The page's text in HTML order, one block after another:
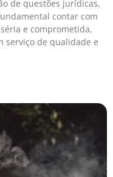
de questões jurídicas,
contar com
e comprometida,
serviço de qualidade e